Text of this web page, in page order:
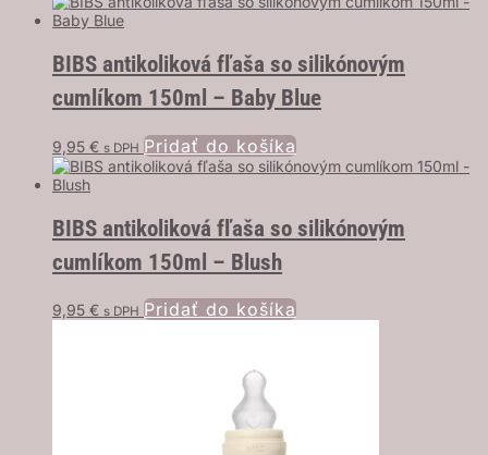
BIBS antikoliková fľaša so silikónovým
cumlíkom 150ml – Baby Blue
9,95 € s DPH Pridať do košíka
BIBS antikoliková fľaša so silikónovým
cumlíkom 150ml – Blush
9,95 € s DPH Pridať do košíka